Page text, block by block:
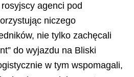
agenci pod
niczego
nie tylko zachęcali
do wyjazdu na Bliski
w tym wspomagali,